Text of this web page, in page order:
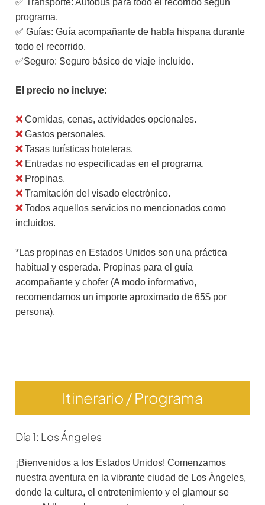
programa.
✅ Guías: Guía acompañante de habla hispana durante
todo el recorrido.
✅Seguro: Seguro básico de viaje incluido.
El precio no incluye:
❌Comidas, cenas, actividades opcionales.
❌Gastos personales.
❌Tasas turísticas hoteleras.
❌Entradas no especificadas en el programa.
❌Propinas.
❌Tramitación del visado electrónico.
❌Todos aquellos servicios no mencionados como
incluidos.
*Las propinas en Estados Unidos son una práctica
habitual y esperada. Propinas para el guía
acompañante y chofer (A modo informativo,
recomendamos un importe aproximado de 65$ por
persona).
Itinerario / Programa
Día 1: Los Ángeles
¡Bienvenidos a los Estados Unidos! Comenzamos
nuestra aventura en la vibrante ciudad de Los Ángeles,
donde la cultura, el entretenimiento y el glamour se